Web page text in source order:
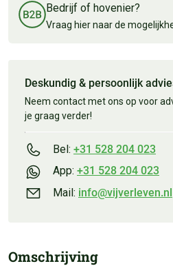
Bedrijf of hovenier?
Vraag hier naar de
Deskundig & persoonlijk
Neem contact met ons op voor
je graag verder!
Bel: +31 528 204 023
App: +31 528 204 023
Mail: info@vijverleven.nl
Omschrijving